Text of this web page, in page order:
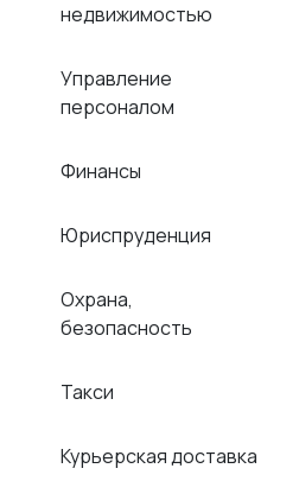
недвижимостью
Управление
персоналом
Финансы
Юриспруденция
Охрана,
безопасность
Такси
Курьерская доставка